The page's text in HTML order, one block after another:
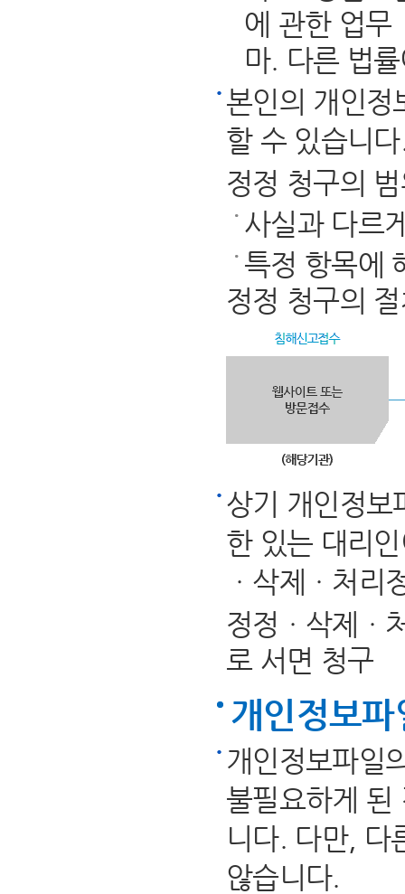
에 관한 업무
마. 다른 법
본인의 개인정
할 수 있습니
정정 청구의
사실과 다르
특정 항목에
정정 청구의 절
상기 개인정보
한 있는 대리
ㆍ삭제ㆍ처리
정정ㆍ삭제ㆍ
로 서면 청구
개인정보
개인정보파일
불필요하게 된
니다. 다만, 다
않습니다.